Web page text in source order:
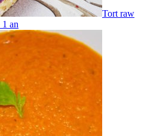
Tort raw
1 an